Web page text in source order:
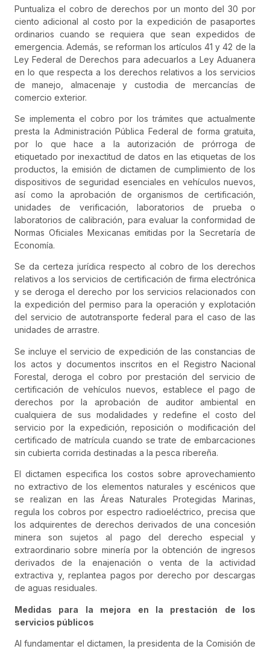
Puntualiza el cobro de derechos por un monto del 30 por
ciento adicional al costo por la expedición de pasaportes
ordinarios cuando se requiera que sean expedidos de
emergencia. Además, se reforman los artículos 41 y 42 de la
Ley Federal de Derechos para adecuarlos a Ley Aduanera
en lo que respecta a los derechos relativos a los servicios
de manejo, almacenaje y custodia de mercancías de
comercio exterior.
Se implementa el cobro por los trámites que actualmente
presta la Administración Pública Federal de forma gratuita,
por lo que hace a la autorización de prórroga de
etiquetado por inexactitud de datos en las etiquetas de los
productos, la emisión de dictamen de cumplimiento de los
dispositivos de seguridad esenciales en vehículos nuevos,
así como la aprobación de organismos de certificación,
unidades de verificación, laboratorios de prueba o
laboratorios de calibración, para evaluar la conformidad de
Normas Oficiales Mexicanas emitidas por la Secretaría de
Economía.
Se da certeza jurídica respecto al cobro de los derechos
relativos a los servicios de certificación de firma electrónica
y se deroga el derecho por los servicios relacionados con
la expedición del permiso para la operación y explotación
del servicio de autotransporte federal para el caso de las
unidades de arrastre.
Se incluye el servicio de expedición de las constancias de
los actos y documentos inscritos en el Registro Nacional
Forestal, deroga el cobro por prestación del servicio de
certificación de vehículos nuevos, establece el pago de
derechos por la aprobación de auditor ambiental en
cualquiera de sus modalidades y redefine el costo del
servicio por la expedición, reposición o modificación del
certificado de matrícula cuando se trate de embarcaciones
sin cubierta corrida destinadas a la pesca ribereña.
El dictamen especifica los costos sobre aprovechamiento
no extractivo de los elementos naturales y escénicos que
se realizan en las Áreas Naturales Protegidas Marinas,
regula los cobros por espectro radioeléctrico, precisa que
los adquirentes de derechos derivados de una concesión
minera son sujetos al pago del derecho especial y
extraordinario sobre minería por la obtención de ingresos
derivados de la enajenación o venta de la actividad
extractiva y, replantea pagos por derecho por descargas
de aguas residuales.
Medidas para la mejora en la prestación de los
servicios públicos
Al fundamentar el dictamen, la presidenta de la Comisión de